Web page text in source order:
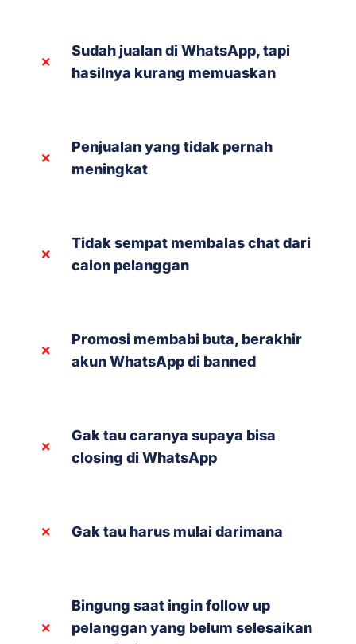
Sudah jualan di WhatsApp, tapi
hasilnya kurang memuaskan
Penjualan yang tidak pernah
meningkat
Tidak sempat membalas chat dari
calon pelanggan
Promosi membabi buta, berakhir
akun WhatsApp di banned
Gak tau caranya supaya bisa
closing di WhatsApp
Gak tau harus mulai darimana
Bingung saat ingin follow up
pelanggan yang belum selesaikan